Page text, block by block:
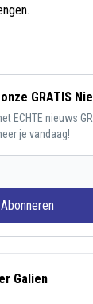
GRATIS
ECHTE nieuws
je vandaag!
Abonneren
Galien